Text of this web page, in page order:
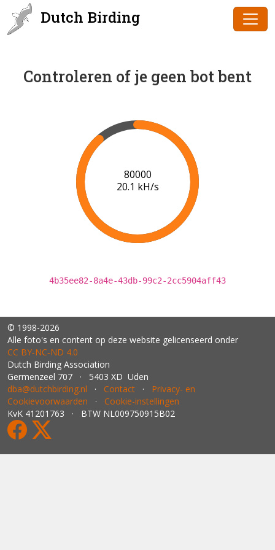
Dutch Birding
Controleren of je geen bot bent
82000
19.9 kH/s
4b35ee82-8a4e-43db-99c2-2cc5904aff43
© 1998-2026
Alle foto's en content op deze website gelicenseerd onder
CC BY‑NC‑ND 4.0
Dutch Birding Association
Germenzeel 707 · 5403 XD Uden
dba@dutchbirding.nl · Contact · Privacy- en
Cookievoorwaarden · Cookie-instellingen
KvK 41201763 · BTW NL009750915B02